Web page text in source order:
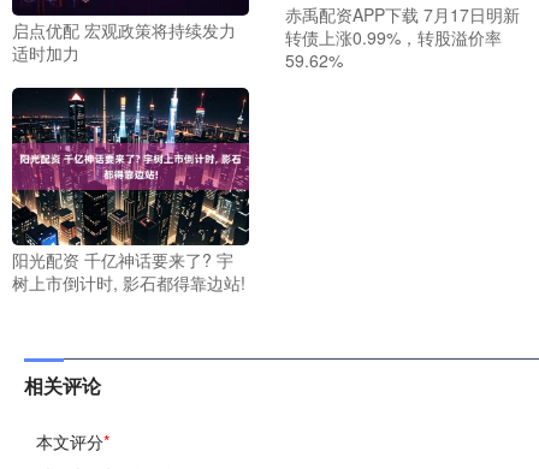
启点优配 宏观政策将持续发力
适时加力
赤禹配资APP下载 7月17日明新
转债上涨0.99%，转股溢价率
59.62%
阳光配资 千亿神话要来了? 宇
树上市倒计时, 影石都得靠边站!
相关评论
本文评分*